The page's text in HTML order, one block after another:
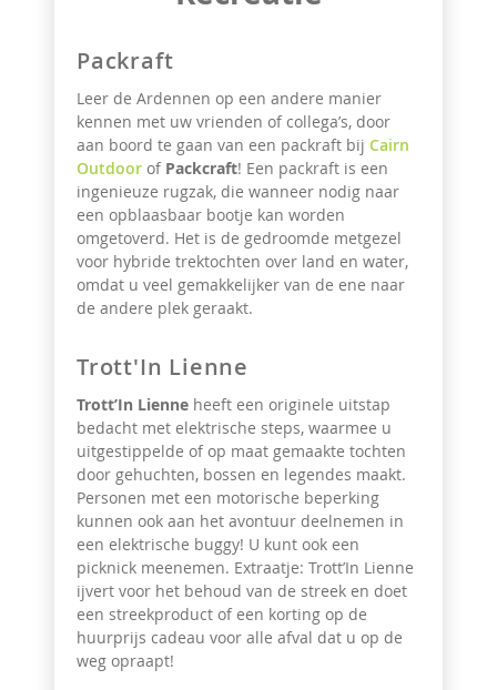
Packraft
Leer de Ardennen op een andere manier
kennen met uw vrienden of collega’s, door
aan boord te gaan van een packraft bij Cairn
Outdoor of Packcraft! Een packraft is een
ingenieuze rugzak, die wanneer nodig naar
een opblaasbaar bootje kan worden
omgetoverd. Het is de gedroomde metgezel
voor hybride trektochten over land en water,
omdat u veel gemakkelijker van de ene naar
de andere plek geraakt.
Trott'In Lienne
Trott’In Lienne heeft een originele uitstap
bedacht met elektrische steps, waarmee u
uitgestippelde of op maat gemaakte tochten
door gehuchten, bossen en legendes maakt.
Personen met een motorische beperking
kunnen ook aan het avontuur deelnemen in
een elektrische buggy! U kunt ook een
picknick meenemen. Extraatje: Trott’In Lienne
ijvert voor het behoud van de streek en doet
een streekproduct of een korting op de
huurprijs cadeau voor alle afval dat u op de
weg opraapt!